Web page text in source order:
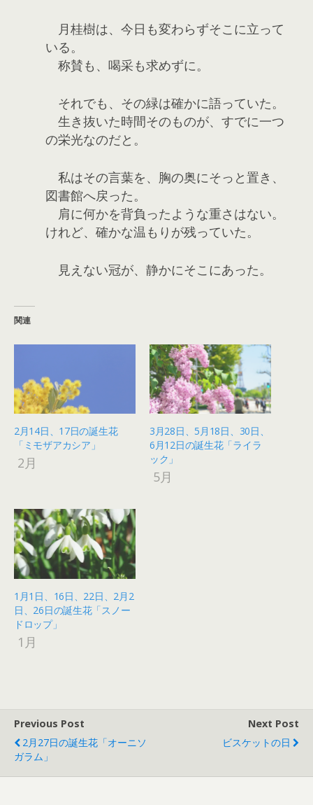
月桂樹は、今日も変わらずそこに立って
いる。
称賛も、喝采も求めずに。
それでも、その緑は確かに語っていた。
生き抜いた時間そのものが、すでに一つ
の栄光なのだと。
私はその言葉を、胸の奥にそっと置き、
図書館へ戻った。
肩に何かを背負ったような重さはない。
けれど、確かな温もりが残っていた。
見えない冠が、静かにそこにあった。
関連
2月14日、17日の誕生花
「ミモザアカシア」
2月
3月28日、5月18日、30日、
6月12日の誕生花「ライラ
ック」
5月
1月1日、16日、22日、2月2
日、26日の誕生花「スノー
ドロップ」
1月
Previous Post
2月27日の誕生花「オーニソ
ガラム」
Next Post
ビスケットの日